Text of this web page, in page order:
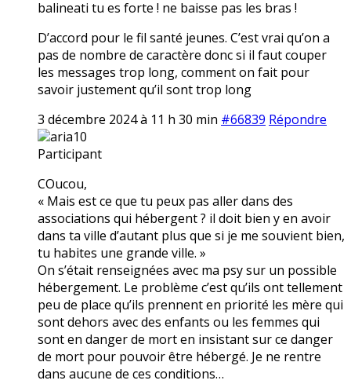
balineati tu es forte ! ne baisse pas les bras !
D’accord pour le fil santé jeunes. C’est vrai qu’on a
pas de nombre de caractère donc si il faut couper
les messages trop long, comment on fait pour
savoir justement qu’il sont trop long
3 décembre 2024 à 11 h 30 min #66839 Répondre
aria10
Participant
COucou,
« Mais est ce que tu peux pas aller dans des
associations qui hébergent ? il doit bien y en avoir
dans ta ville d’autant plus que si je me souvient bien,
tu habites une grande ville. »
On s’était renseignées avec ma psy sur un possible
hébergement. Le problème c’est qu’ils ont tellement
peu de place qu’ils prennent en priorité les mère qui
sont dehors avec des enfants ou les femmes qui
sont en danger de mort en insistant sur ce danger
de mort pour pouvoir être hébergé. Je ne rentre
dans aucune de ces conditions…